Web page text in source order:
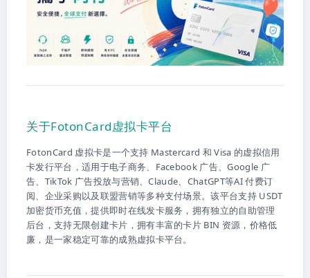
关于FotonCard虚拟卡平台
FotonCard 虚拟卡是一个支持 Mastercard 和 Visa 的虚拟信用
卡发行平台，适用于电子商务、Facebook 广告、Google 广
告、TikTok 广告投放与营销、Claude、ChatGPT等AI 付费订
阅、企业采购以及联盟营销等多种支付场景。该平台支持 USDT
加密货币充值，提供即时在线发卡服务，拥有独立的自助管理
后台，支持无限创建卡片，拥有丰富的卡片 BIN 资源，价格低
廉，是一家稳定可靠的成熟虚拟卡平台。